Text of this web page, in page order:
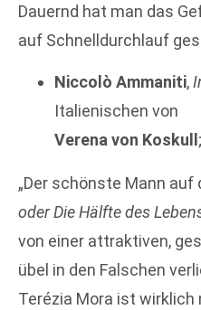
Dauernd hat man das
auf Schnelldurchlauf
Niccolò Ammaniti,
Italienischen von
Verena von Koskull
„Der schönste Mann auf
oder Die Hälfte des
von einer attraktiven,
übel in den Falschen
Terézia Mora ist wirklich